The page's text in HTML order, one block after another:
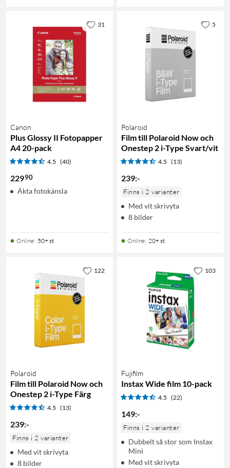
Canon
Plus Glossy II Fotopapper
A4 20-pack
4.5 (40)
22990
Äkta fotokänsla
Online: 50+ st
31
Polaroid
Film till Polaroid Now och
Onestep 2 i-Type Svart/vit
4.5 (13)
239:-
Finns i 2 varianter
Med vit skrivyta
8 bilder
Online: 20+ st
5
Polaroid
Film till Polaroid Now och
Onestep 2 i-Type Färg
4.5 (13)
239:-
Finns i 2 varianter
Med vit skrivyta
8 bilder
122
Fujifilm
Instax Wide film 10-pack
4.5 (22)
149:-
Finns i 2 varianter
Dubbelt så stor som Instax
Mini
Med vit skrivyta
103